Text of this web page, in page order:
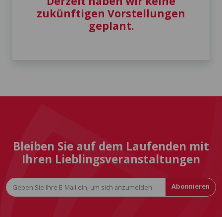
zukünftigen Vorstellungen
geplant.
Bleiben Sie auf dem Laufenden mit
Ihren Lieblingsveranstaltungen
Abonnieren